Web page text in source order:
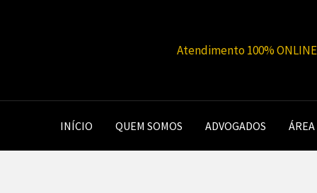
Atendimento 100%
INÍCIO QUEM SOMOS ADVOGADOS